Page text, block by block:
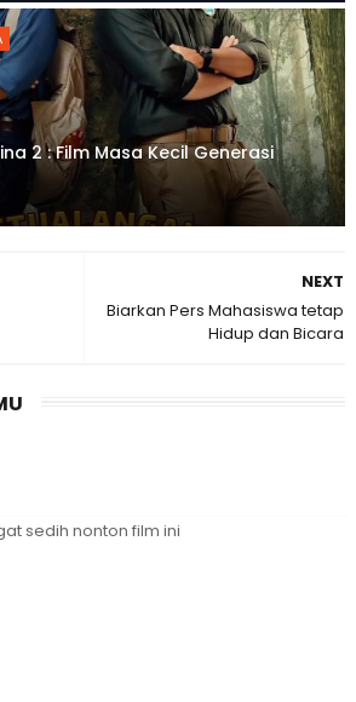
2 : Film Masa Kecil Generasi
NEXT
Biarkan Pers Mahasiswa tetap
Hidup dan Bicara
sedih nonton film ini